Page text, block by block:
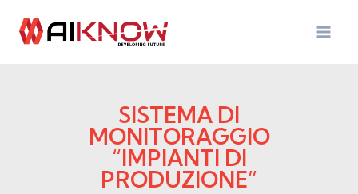
contenuto
SISTEMA DI
MONITORAGGIO
“IMPIANTI DI
PRODUZIONE”